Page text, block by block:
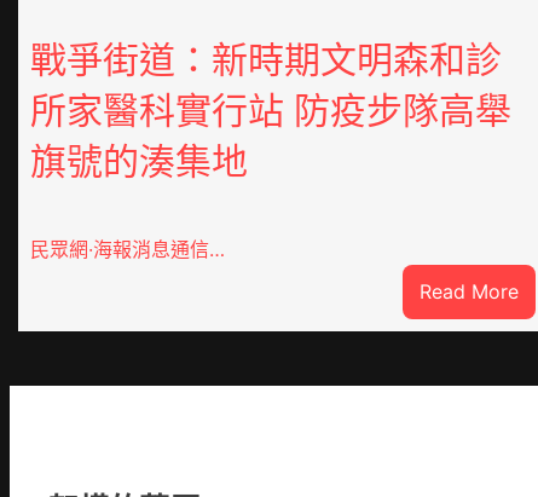
戰爭街道：新時期文明森和診
所家醫科實行站 防疫步隊高舉
旗號的湊集地
民眾網·海報消息通信…
Read More:
戰
街